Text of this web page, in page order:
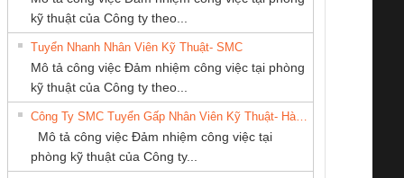
An Toàn
Contact
– PSR-
SCP-
FSP/2X1/1X2
Bộ giám sát chuỗi
tấm pin
TRANSCLINIC 16I+
1K5 L (2433950000)
Bộ giám sát dòng
TRANSCLINIC 16I+
(2008130000)
Ty TNHH
Bị Điện Nam
Thịnh
Công ty TNHH
Thương Mại SX
Ba Miền
CÔNG TY TNHH
SUPPLY
kỹ thuật của Công ty theo...
Tuyển Nhanh Nhân Viên Kỹ Thuật- SMC
Mô tả công việc Đảm nhiệm công việc tại phòng
kỹ thuật của Công ty theo...
Công Ty SMC Tuyển Gấp Nhân Viên Kỹ Thuật- Hà Nội
Mô tả công việc Đảm nhiệm công việc tại
phòng kỹ thuật của Công ty...